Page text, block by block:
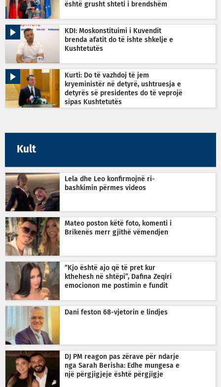
është grusht shteti i brendshëm
KDI: Moskonstituimi i Kuvendit
brenda afatit do të ishte shkelje e
Kushtetutës
Kurti: Do të vazhdoj të jem
kryeministër në detyrë, ushtruesja e
detyrës së presidentes do të veprojë
sipas Kushtetutës
Kult
Lela dhe Leo konfirmojnë ri-
bashkimin përmes videos
Mateo poston këtë foto, komenti i
Brikenës merr gjithë vëmendjen
“Kjo është ajo që të pret kur
kthehesh në shtëpi”, Dafina Zeqiri
emocionon me postimin e fundit
Dani feston 68-vjetorin e lindjes
DJ PM reagon pas zërave për ndarje
nga Sarah Berisha: Edhe mungesa e
një përgjigjeje është përgjigje